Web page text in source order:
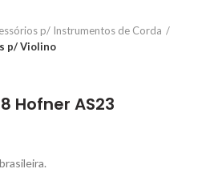
p/ Instrumentos de Corda
p/ Violino
Hofner AS23